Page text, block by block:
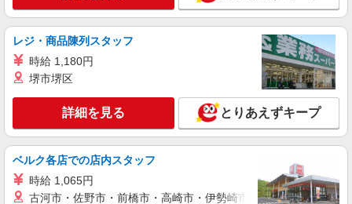
北海道江別市緑町西
キープ 詳細を見る
派遣社員
介護老人保健施設での調理補助
【派遣時給】1,200〜1,250円（資格・経験によ
北海道江別市大麻北町
キープ 詳細を見る
レジ・商品陳列スタッフ
時給 1,180円
堺市堺区
詳細を見る とりあえずキープ
ベルク各店での店内スタッフ
時給 1,065円
古河市・佐野市・前橋市・高崎市・伊勢崎市・太田市・館林市